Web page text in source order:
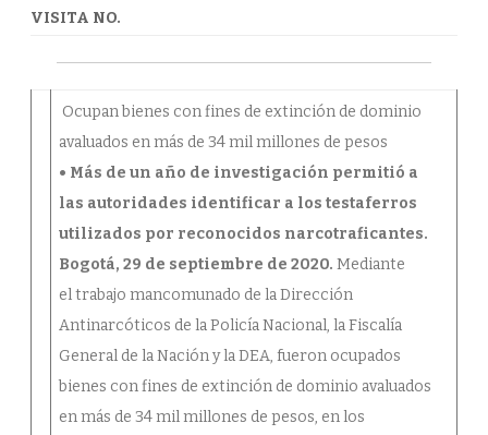
PESOS
VISITA NO.
Ocupan bienes con fines de extinción de dominio
avaluados en más de 34 mil millones de pesos
• Más de un año de investigación permitió a
las autoridades identificar a los testaferros
utilizados por reconocidos narcotraficantes.
Bogotá, 29 de septiembre de 2020. Mediante
el trabajo mancomunado de la Dirección
Antinarcóticos de la Policía Nacional, la Fiscalía
General de la Nación y la DEA, fueron ocupados
bienes con fines de extinción de dominio avaluados
en más de 34 mil millones de pesos, en los